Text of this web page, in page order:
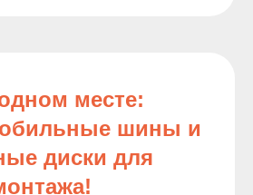
будет служить
поездки останутся
месте:
шины и
диски для